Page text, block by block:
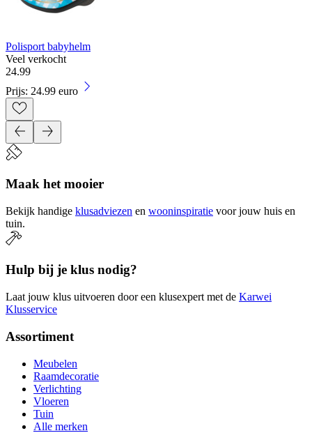
Polisport babyhelm
Veel verkocht
24.99
Prijs: 24.99 euro
Maak het mooier
Bekijk handige klusadviezen en wooninspiratie voor jouw huis en
tuin.
Hulp bij je klus nodig?
Laat jouw klus uitvoeren door een klusexpert met de Karwei
Klusservice
Assortiment
Meubelen
Raamdecoratie
Verlichting
Vloeren
Tuin
Alle merken